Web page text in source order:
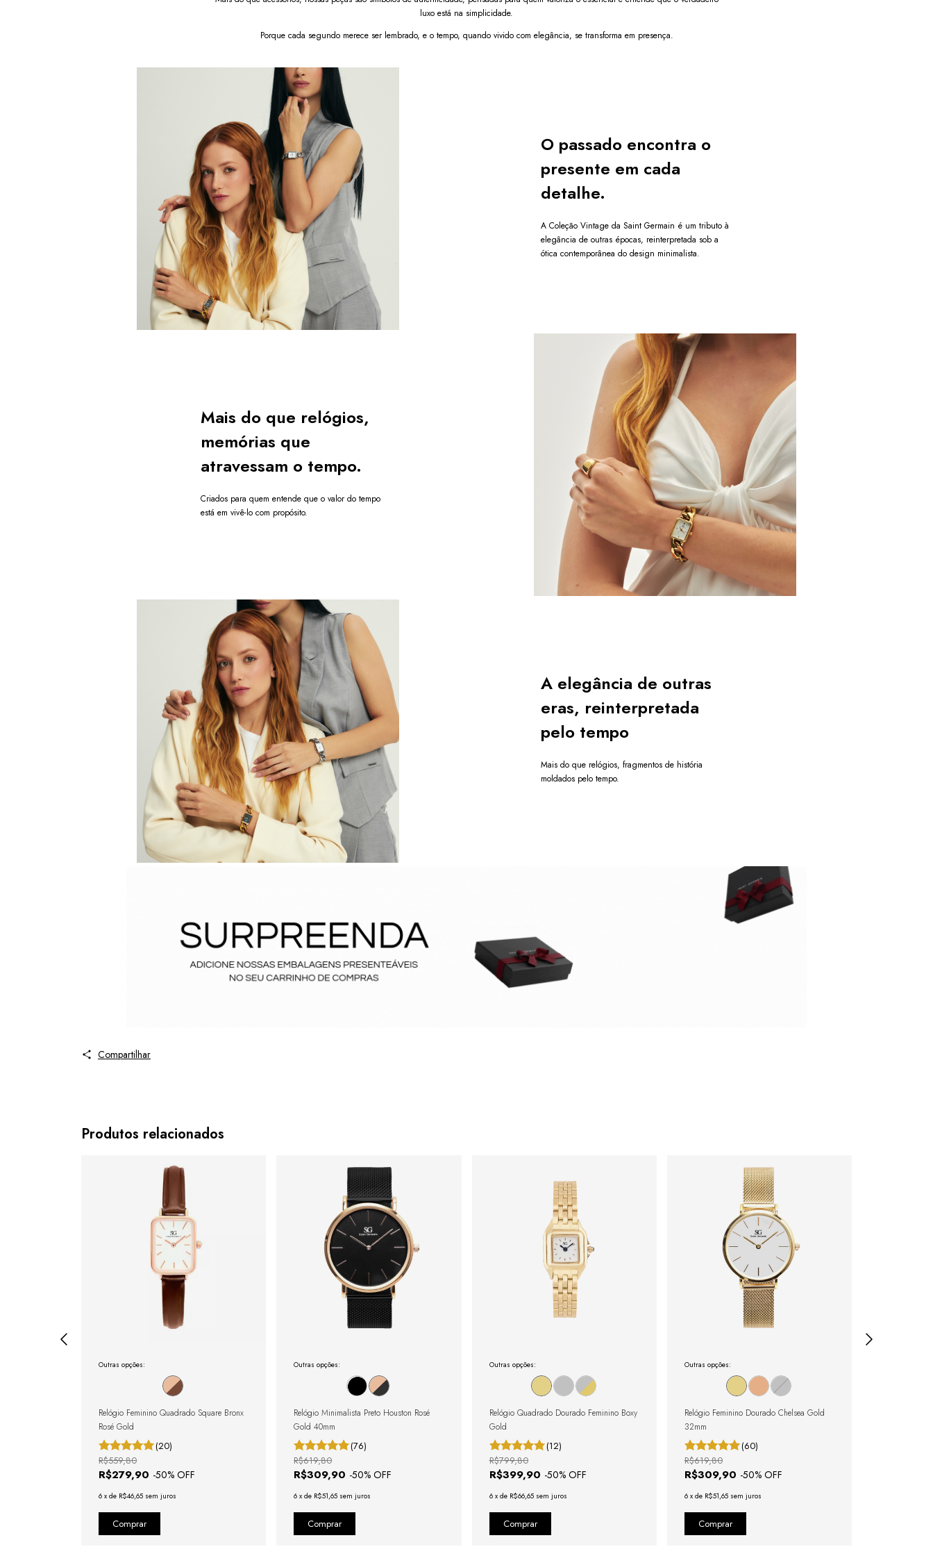
mail.
luxo está na simplicidade.
Porque cada segundo merece ser lembrado, e o tempo, quando vivido com elegância, se transforma em presença.
O passado encontra o
presente em cada
detalhe.
A Coleção Vintage da Saint Germain é um tributo à
elegância de outras épocas, reinterpretada sob a
ótica contemporânea do design minimalista.
Mais do que relógios,
memórias que
atravessam o tempo.
Criados para quem entende que o valor do tempo
está em vivê-lo com propósito.
A elegância de outras
eras, reinterpretada
pelo tempo
Mais do que relógios, fragmentos de história
moldados pelo tempo.
Compartilhar
Produtos relacionados
Outras opções:
Relógio Feminino Quadrado Square Bronx
Rosé Gold
(20)
R$279,90 -50% OFF
R$559,80
6 x de R$46,65 sem juros
Outras opções:
Relógio Minimalista Preto Houston Rosé
Gold 40mm
(76)
R$309,90 -50% OFF
R$619,80
6 xde R$51,65 sem juros
Outras opções:
Relógio Quadrado Dourado Feminino Boxy
Gold
(12)
R$399,90 -50% OFF
R$799,80
6 x de R$66,65 sem juros
Outras opções:
Relógio Feminino Dourado Chelsea Gold
32mm
(60)
R$309,90 -50% OFF
R$619,80
6 x de R$51,65 sem juros